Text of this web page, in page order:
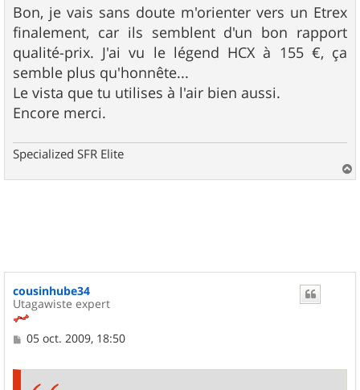
Bon, je vais sans doute m'orienter vers un Etrex
finalement, car ils semblent d'un bon rapport
qualité-prix. J'ai vu le légend HCX à 155 €, ça
semble plus qu'honnête...
Le vista que tu utilises à l'air bien aussi.
Encore merci.
Specialized SFR Elite
a
cousinhube34
Utagawiste expert
M
05 oct. 2009, 18:50